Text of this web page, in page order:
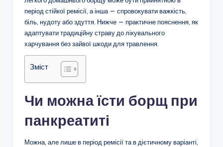
період стійкої ремісії, а інша — спровокувати важкість,
біль, нудоту або здуття. Нижче — практичне пояснення, як
адаптувати традиційну страву до лікувального
харчування без зайвої шкоди для травлення.
Зміст
Чи можна їсти борщ при
панкреатиті
Можна, але лише в період ремісії та в дієтичному варіанті,